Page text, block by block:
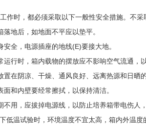
作时，都必须采取以下一般性安全措施。不
落地后，如地面不平应以垫平。
安全，电源插座的地线(E)要接大地。
运行时，箱内载物的摆放应不影响空气流通，
置在阴凉、干燥、通风良好、远离热源和日晒
面和内壁要经常擦拭，以保持清洁。
不用，应拔掉电源线，以防止培养箱带电伤
低温试验时，环境温度不宜太高，箱内外温